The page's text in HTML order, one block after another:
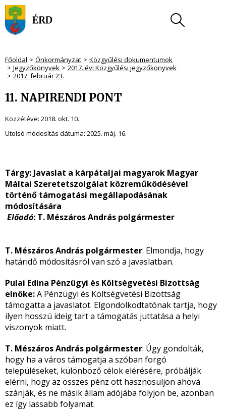
Főoldal Önkormányzat
Közgyűlési dokumentumok
Jegyzőkönyvek
2017. évi Közgyűlési jegyzőkönyvek
2017. február 23.
11. NAPIRENDI PONT
Közzétéve: 2018. okt. 10.
Utolsó módosítás dátuma: 2025. máj. 16.
Tárgy: Javaslat a kárpátaljai magyarok Magyar
Máltai Szeretetszolgálat közreműködésével
történő támogatási megállapodásának
módosítására
Előadó: T. Mészáros András polgármester
T. Mészáros András polgármester: Elmondja, hogy
határidő módosításról van szó a javaslatban.
Pulai Edina Pénzügyi és Költségvetési Bizottság
elnöke:A Pénzügyi és Költségvetési Bizottság
támogatta a javaslatot. Elgondolkodtatónak tartja, hogy
ilyen hosszú ideig tart a támogatás juttatása a helyi
viszonyok miatt.
T. Mészáros András polgármester: Úgy gondolták,
hogy ha a város támogatja a szóban forgó
településeket, különböző célok elérésére, próbálják
elérni, hogy az összes pénz ott hasznosuljon ahová
szánják, és ne másik állam adójába folyjon be, azonban
ez így lassabb folyamat.